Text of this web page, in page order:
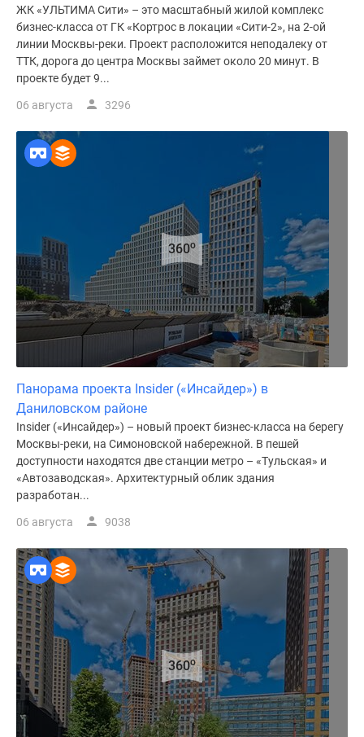
ЖК «УЛЬТИМА Сити» – это масштабный жилой комплекс
бизнес-класса от ГК «Кортрос в локации «Сити-2», на 2-ой
линии Москвы-реки. Проект расположится неподалеку от
ТТК, дорога до центра Москвы займет около 20 минут. В
проекте будет 9...
06 августа 3296
360o
Панорама проекта Insider («Инсайдер») в
Даниловском районе
Insider («Инсайдер») – новый проект бизнес-класса на берегу
Москвы-реки, на Симоновской набережной. В пешей
доступности находятся две станции метро – «Тульская» и
«Автозаводская». Архитектурный облик здания
разработан...
06 августа 9038
360o